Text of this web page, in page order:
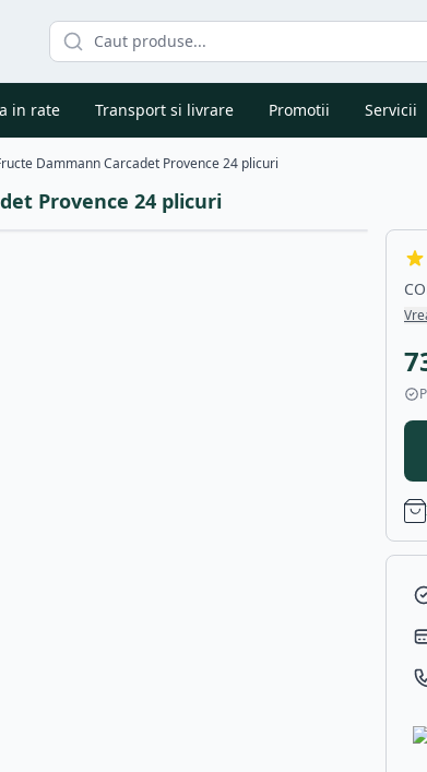
in rate Transport si livrare Promotii Servicii
Dammann Carcadet Provence 24 plicuri
Provence 24 plicuri